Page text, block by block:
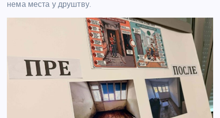
нема места у друштву.